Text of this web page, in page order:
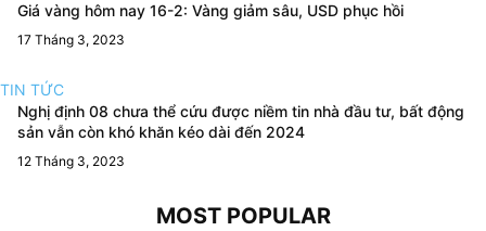
Giá vàng hôm nay 16-2: Vàng giảm sâu, USD phục hồi
17 Tháng 3, 2023
TIN TỨC
Nghị định 08 chưa thể cứu được niềm tin nhà đầu tư, bất động
sản vẫn còn khó khăn kéo dài đến 2024
12 Tháng 3, 2023
MOST POPULAR